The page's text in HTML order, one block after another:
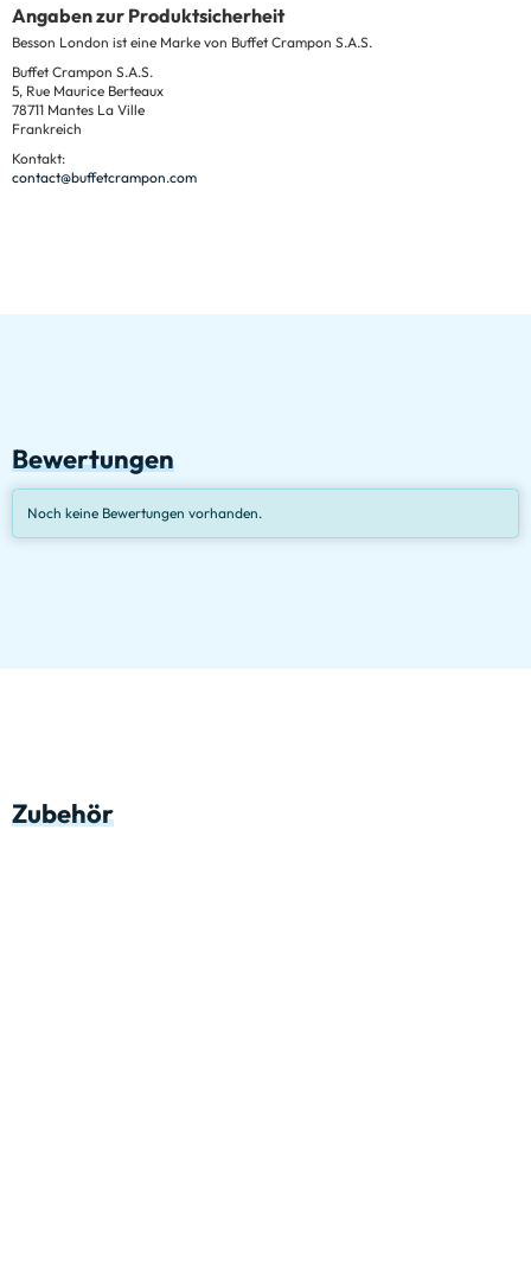
Angaben zur Produktsicherheit
Besson London ist eine Marke von Buffet Crampon S.A.S.
Buffet Crampon S.A.S.
5, Rue Maurice Berteaux
78711 Mantes La Ville
Frankreich
Kontakt:
contact@buffetcrampon.com
Bewertungen
Noch keine Bewertungen vorhanden.
Zubehör